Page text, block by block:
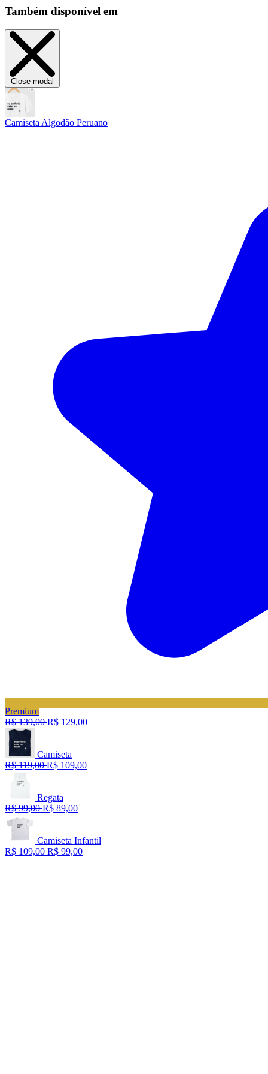
Também disponível em
Close modal
Camiseta Algodão Peruano
Premium
R$ 139,00 R$ 129,00
Camiseta
R$ 119,00 R$ 109,00
Regata
R$ 99,00 R$ 89,00
Camiseta Infantil
R$ 109,00 R$ 99,00